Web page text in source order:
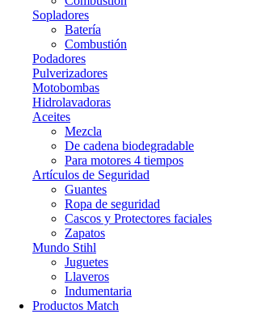
Sopladores
Batería
Combustión
Podadores
Pulverizadores
Motobombas
Hidrolavadoras
Aceites
Mezcla
De cadena biodegradable
Para motores 4 tiempos
Artículos de Seguridad
Guantes
Ropa de seguridad
Cascos y Protectores faciales
Zapatos
Mundo Stihl
Juguetes
Llaveros
Indumentaria
Productos Match